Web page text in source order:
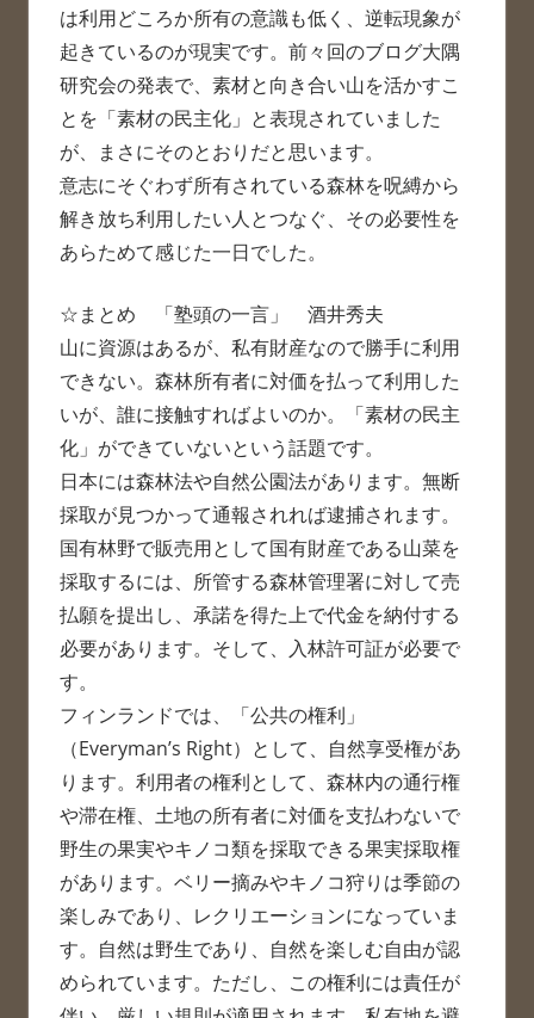
は利用どころか所有の意識も低く、逆転現象が
起きているのが現実です。前々回のブログ大隅
研究会の発表で、素材と向き合い山を活かすこ
とを「素材の民主化」と表現されていました
が、まさにそのとおりだと思います。
意志にそぐわず所有されている森林を呪縛から
解き放ち利用したい人とつなぐ、その必要性を
あらためて感じた一日でした。
☆まとめ 「塾頭の一言」 酒井秀夫
山に資源はあるが、私有財産なので勝手に利用
できない。森林所有者に対価を払って利用した
いが、誰に接触すればよいのか。「素材の民主
化」ができていないという話題です。
日本には森林法や自然公園法があります。無断
採取が見つかって通報されれば逮捕されます。
国有林野で販売用として国有財産である山菜を
採取するには、所管する森林管理署に対して売
払願を提出し、承諾を得た上で代金を納付する
必要があります。そして、入林許可証が必要で
す。
フィンランドでは、「公共の権利」
（Everyman’s Right）として、自然享受権があ
ります。利用者の権利として、森林内の通行権
や滞在権、土地の所有者に対価を支払わないで
野生の果実やキノコ類を採取できる果実採取権
があります。ベリー摘みやキノコ狩りは季節の
楽しみであり、レクリエーションになっていま
す。自然は野生であり、自然を楽しむ自由が認
められています。ただし、この権利には責任が